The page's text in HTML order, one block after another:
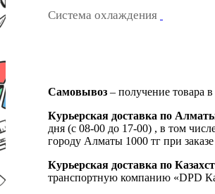
Система охлаждения
Самовывоз – получение товара
Курьерская доставка по
дня (с 08-00 до 17-00) , в том
городу Алматы 1000 тг при
Курьерская доставка по
транспортную компанию «DPD